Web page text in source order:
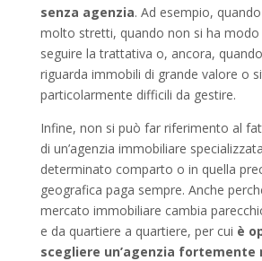
senza agenzia. Ad esempio,
molto stretti, quando non si ha
seguire la trattativa o, ancora,
riguarda immobili di grande valore o
particolarmente difficili da gestire.
Infine, non si può far riferimento al
di un’agenzia immobiliare
determinato comparto o in quella
geografica paga sempre. Anche
mercato immobiliare cambia
e da quartiere a quartiere, per cui è
scegliere un’agenzia fortemente